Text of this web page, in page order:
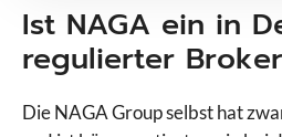
Ist NAGA ein in
regulierter
Die NAGA Group selbst hat